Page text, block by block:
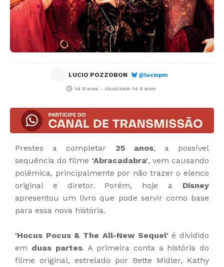
LUCIO POZZOBON @luciopm
há 9 anos - Atualizado há 9 anos
Prestes a completar 25 anos, a possível
sequência do filme 'Abracadabra', vem causando
polêmica, principalmente por não trazer o elenco
original e diretor. Porém, hoje a Disney
apresentou um livro que pode servir como base
para essa nova história.
'Hocus Pocus & The All-New Sequel'é dividido
em duas partes. A primeira conta a história do
filme original, estrelado por Bette Midler, Kathy